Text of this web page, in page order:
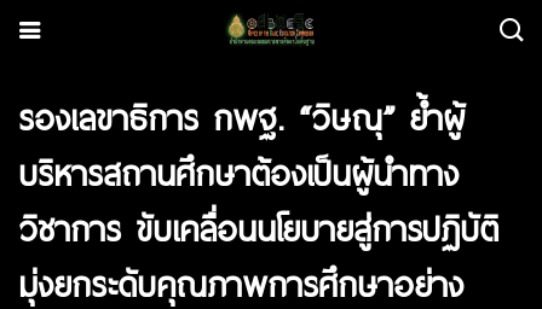
รองเลขาธิการ กพฐ. “วิษณุ” ย้ำผู้
บริหารสถานศึกษาต้องเป็นผู้นำทาง
วิชาการ ขับเคลื่อนนโยบายสู่การปฏิบัติ
มุ่งยกระดับคุณภาพการศึกษาอย่าง